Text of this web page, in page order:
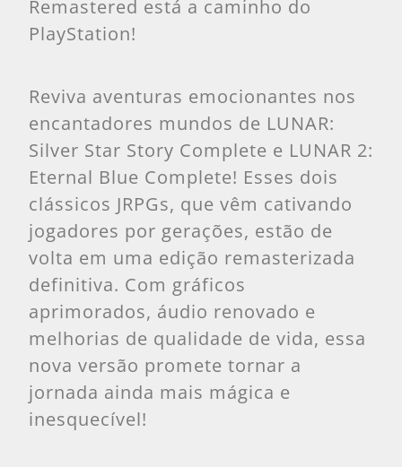
Remastered está a caminho do
PlayStation!
Reviva aventuras emocionantes nos
encantadores mundos de LUNAR:
Silver Star Story Complete e LUNAR 2:
Eternal Blue Complete! Esses dois
clássicos JRPGs, que vêm cativando
jogadores por gerações, estão de
volta em uma edição remasterizada
definitiva. Com gráficos
aprimorados, áudio renovado e
melhorias de qualidade de vida, essa
nova versão promete tornar a
jornada ainda mais mágica e
inesquecível!